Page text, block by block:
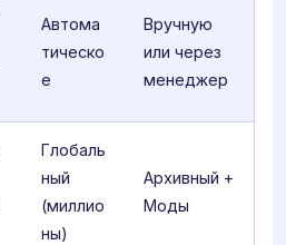
Автома
тическо
е
Вручную
или через
менеджер
Глобаль
ный
(миллио
ны)
Архивный +
Моды